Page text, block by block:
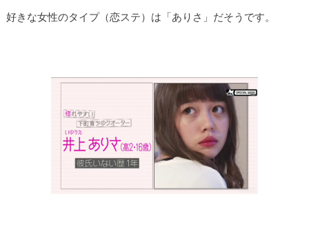
好きな女性のタイプ（恋ステ）は「ありさ」だそうです。